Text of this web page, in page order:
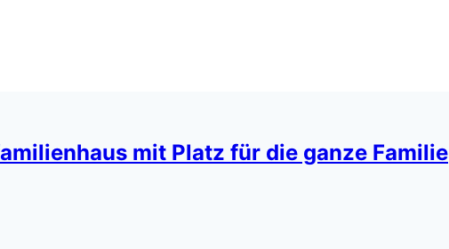
mit Platz für die ganze Familie